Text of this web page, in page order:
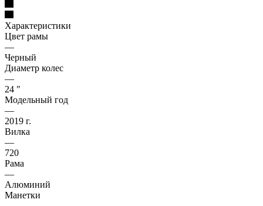
Характеристики
Цвет рамы
—
Черный
Диаметр колес
—
24 "
Модельный год
—
2019 г.
Вилка
—
720
Рама
—
Алюминий
Манетки